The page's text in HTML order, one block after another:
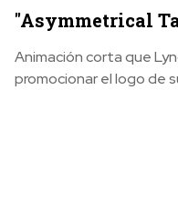
"Asymmetrical
Animación corta que
promocionar el logo de